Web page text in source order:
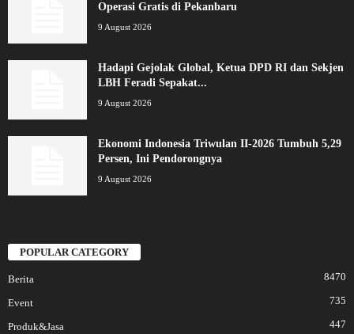
Operasi Gratis di Pekanbaru
9 August 2026
Hadapi Gejolak Global, Ketua DPD RI dan Sekjen
LBH Feradi Sepakat...
9 August 2026
Ekonomi Indonesia Triwulan II-2026 Tumbuh 5,29
Persen, Ini Pendorongnya
9 August 2026
POPULAR CATEGORY
Berita 8470
Event 735
Produk&Jasa 447